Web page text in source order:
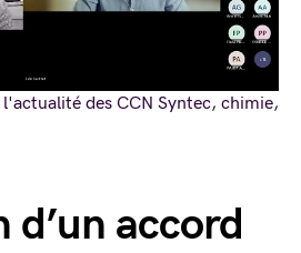
d’un accord
des CCN Syntec, chimie,